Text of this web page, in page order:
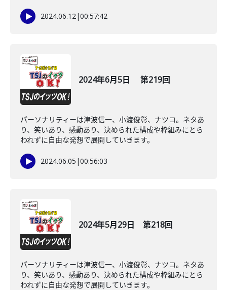
2024.06.12|00:57:42
2024年6月5日 第219回
パーソナリティーは津波信一、小渡俊彰、ナツコ。ネタあ
り、笑いあり、感動あり、決められた構成や枠組みにとら
われずに自由な発想で展開していきます。
2024.06.05 |00:56:03
2024年5月29日 第218回
パーソナリティーは津波信一、小渡俊彰、ナツコ。ネタあ
り、笑いあり、感動あり、決められた構成や枠組みにとら
われずに自由な発想で展開していきます。